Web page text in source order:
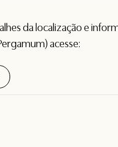
da localização e
acesse: